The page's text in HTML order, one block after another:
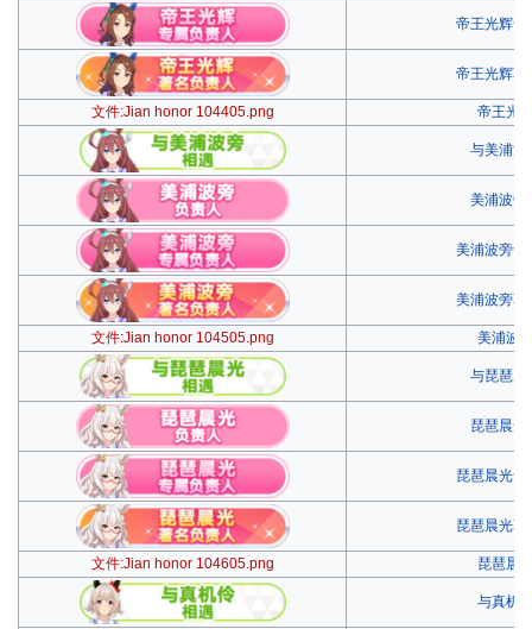
帝王光辉专
帝王光辉著
文件:Jian honor 104405.png 帝王光
与美浦波
美浦波旁
美浦波旁专
美浦波旁著
文件:Jian honor 104505.png 美浦波
与琵琶晨
琵琶晨光
琵琶晨光专
琵琶晨光著
文件:Jian honor 104605.png 琵琶晨
与真机